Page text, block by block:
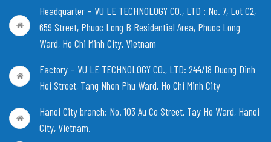
Headquarter – VU LE TECHNOLOGY CO., LTD : No. 7, Lot C2,
659 Street, Phuoc Long B Residential Area, Phuoc Long
Ward, Ho Chi Minh City, Vietnam
Factory – VU LE TECHNOLOGY CO., LTD: 244/18 Duong Dinh
Hoi Street, Tang Nhon Phu Ward, Ho Chi Minh City
Hanoi City branch: No. 103 Au Co Street, Tay Ho Ward, Hanoi
City, Vietnam.